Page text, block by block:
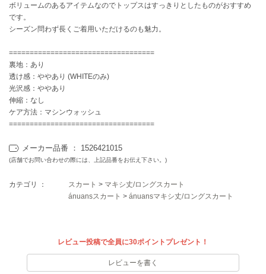
EIMY ISTOIRE
エイミー イストワール
エミ
emmi atelier
エミ アトリエ
emmi yoga
ETRÉ TOKYO
エトレトウキョウ
アイ
ボリュームのあるアイテムなのでトップスはすっきりとしたものがおすすめ
です。
シーズン問わず長くご着用いただけるのも魅力。
===================================
裏地：あり
透け感：ややあり (WHITEのみ)
光沢感：ややあり
伸縮：なし
ケア方法：マシンウォッシュ
===================================
メーカー品番 ： 1526421015
(店舗でお問い合わせの際には、上記品番をお伝え下さい。)
カテゴリ ： スカート > マキシ丈/ロングスカート
ánuansスカート > ánuansマキシ丈/ロングスカート
レビュー投稿で全員に30ポイントプレゼント！
レビューを書く